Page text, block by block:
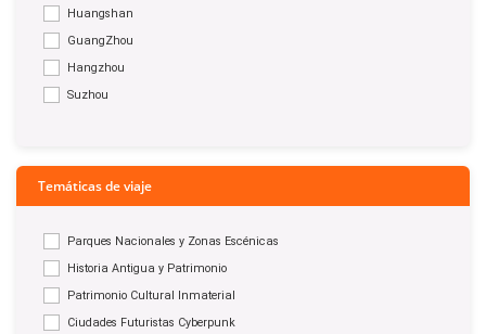
Huangshan
GuangZhou
Hangzhou
Suzhou
Temáticas de viaje
Parques Nacionales y Zonas Escénicas
Historia Antigua y Patrimonio
Patrimonio Cultural Inmaterial
Ciudades Futuristas Cyberpunk